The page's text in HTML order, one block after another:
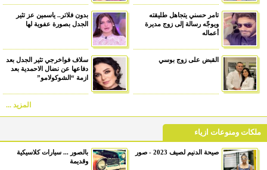
تامر حسني يتجاهل طليقته
ويوجّه رسالة إلى زوج مديرة
أعماله
بدون فلاتر.. ياسمين عز تثير
الجدل بصورة عفوية لها
القبض على زوج بوسي
سلاف فواخرجي تثير الجدل بعد
دفاعها عن نضال الاحمدية بعد
ازمة “الشوكولامو”
المزيد ...
ملكات ومنوعات ازياء
صيحة الدنيم لصيف 2023 - صور
بالصور ... سيارات كلاسيكية
وقديمة